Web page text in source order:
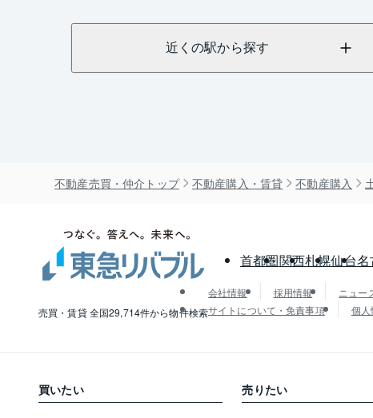
近くの駅から探す
不動産売買・仲介トップ 不動産購入・賃貸 不動産購入
売買・賃貸 全国29,714件から物件検索
首都圏関西札幌仙台
会社情報 採用情報 ニュー
サイトについて・免責事項
個
買いたい 売りたい